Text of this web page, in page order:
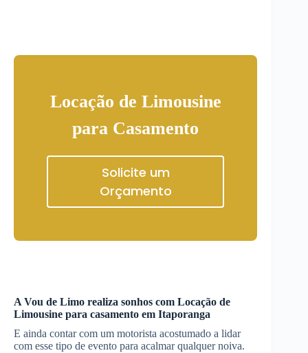
Locação de Limousine
para Casamento
Solicite um
Orçamento
A Vou de Limo realiza sonhos com Locação de
Limousine para casamento em Itaporanga
E ainda contar com um motorista acostumado a lidar
com esse tipo de evento para acalmar qualquer noiva.